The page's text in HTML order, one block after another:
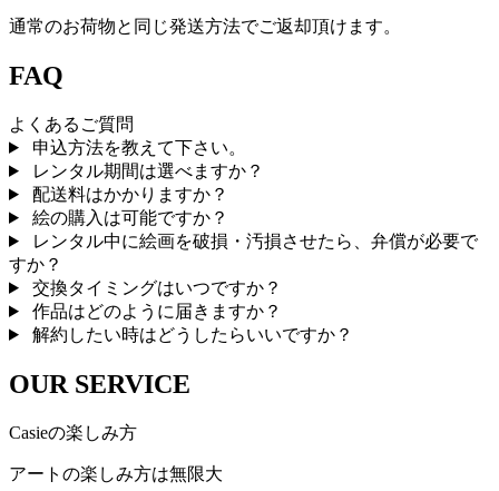
通常のお荷物と同じ発送方法でご返却頂けます。
FAQ
よくあるご質問
申込方法を教えて下さい。
レンタル期間は選べますか？
配送料はかかりますか？
絵の購入は可能ですか？
レンタル中に絵画を破損・汚損させたら、弁償が必要で
すか？
交換タイミングはいつですか？
作品はどのように届きますか？
解約したい時はどうしたらいいですか？
OUR SERVICE
Casieの楽しみ方
アートの楽しみ方は無限大